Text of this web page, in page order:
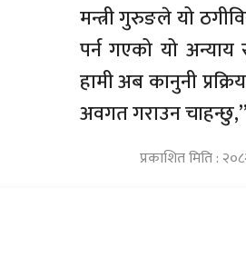
मन्त्री गुरुङले यो
पर्न गएको यो
हामी अब कानुनी
अवगत गराउन
प्रकाशित मिति :